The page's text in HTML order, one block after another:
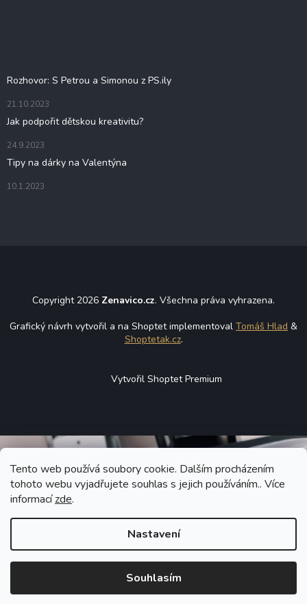
Tento web používá soubory cookie. Dalším procházením
tohoto webu vyjadřujete souhlas s jejich používáním.. Více
informacízde.
Nastavení
Souhlasím
Rozhovor: S Petrou a Simonou z PS.ily
21.10.2023
Jak podpořit dětskou kreativitu?
24.9.2023
Tipy na dárky na Valentýna
10.1.2023
Copyright 2026 Zenavico.cz. Všechna práva vyhrazena.
Grafický návrh vytvořil a na Shoptet implementoval Tomáš Hlad &
Shoptetak.cz.
Vytvořil Shoptet Premium